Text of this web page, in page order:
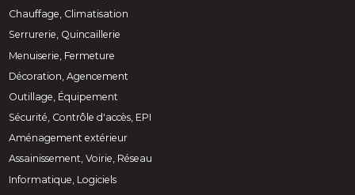
Chauffage, Climatisation
Serrurerie, Quincaillerie
Menuiserie, Fermeture
Décoration, Agencement
Outillage, Équipement
Sécurité, Contrôle d'accès, EPI
Aménagement extérieur
Assainissement, Voirie, Réseau
Informatique, Logiciels